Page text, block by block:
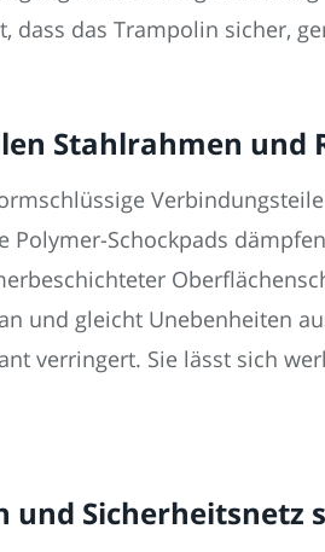
das Trampolin sicher,
Stahlrahmen und
Schockpads
und gleicht Unebenheiten
verringert. Sie lässt sich
Sicherheitsnetz